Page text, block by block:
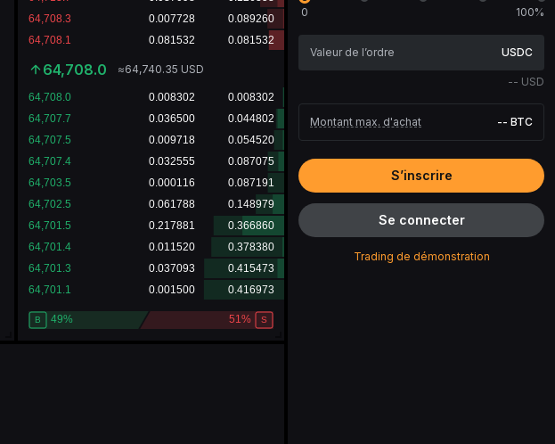
64,708.0 ≈64,740.35 USD
0 100%
USDC
-- USD
Montant max. d'achat -- BTC
S’inscrire
Se connecter
Trading de démonstration